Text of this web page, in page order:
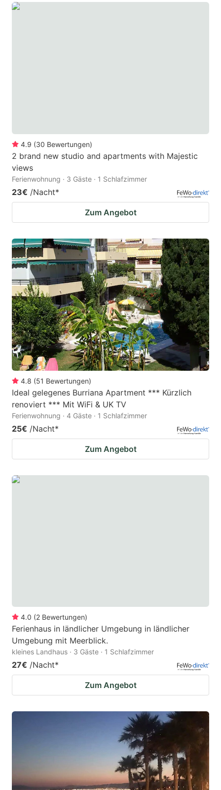
4.9 (30 Bewertungen)
2 brand new studio and apartments with Majestic
views
Ferienwohnung · 3 Gäste · 1 Schlafzimmer
23€ /Nacht*
Zum Angebot
4.8 (51 Bewertungen)
Ideal gelegenes Burriana Apartment *** Kürzlich
renoviert *** Mit WiFi & UK TV
Ferienwohnung · 4 Gäste · 1 Schlafzimmer
25€ /Nacht*
Zum Angebot
4.0 (2 Bewertungen)
Ferienhaus in ländlicher Umgebung in ländlicher
Umgebung mit Meerblick.
kleines Landhaus · 3 Gäste · 1 Schlafzimmer
27€ /Nacht*
Zum Angebot